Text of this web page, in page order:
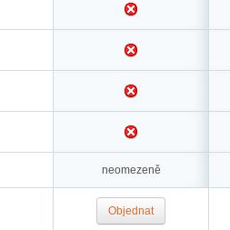
neomezeně
Objednat